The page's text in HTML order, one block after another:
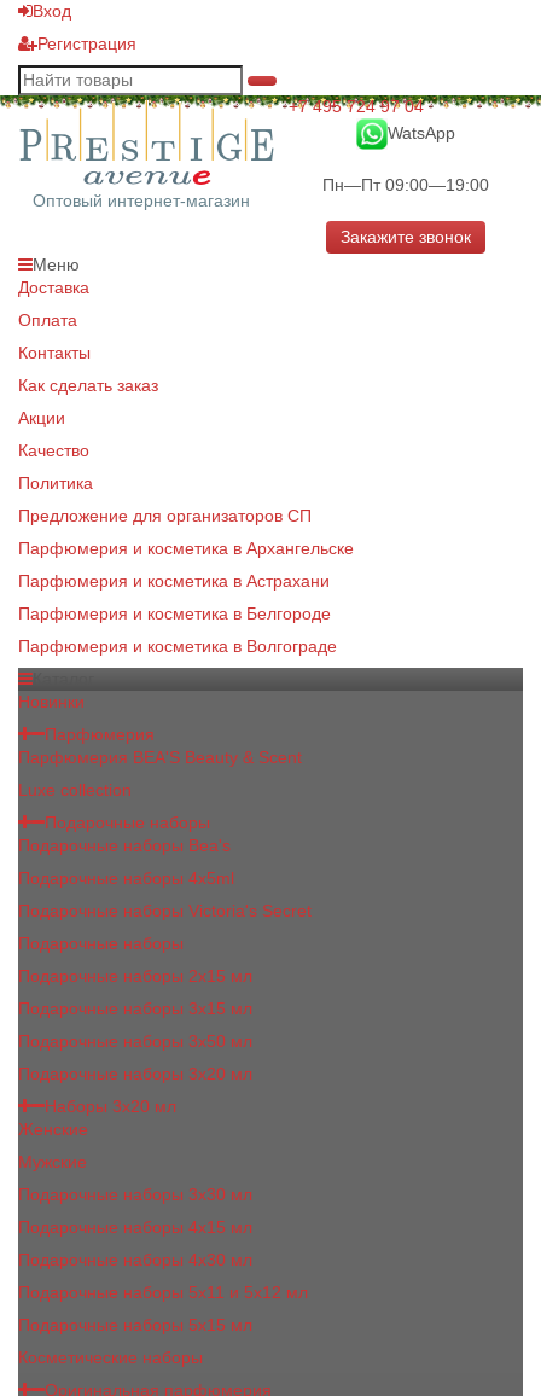
Вход
Регистрация
Оптовый интернет-магазин
+7 495 724 97 04
WatsApp
Пн—Пт 09:00—19:00
Закажите звонок
Меню
Доставка
Оплата
Контакты
Как сделать заказ
Акции
Качество
Политика
Предложение для организаторов СП
Парфюмерия и косметика в Архангельске
Парфюмерия и косметика в Астрахани
Парфюмерия и косметика в Белгороде
Парфюмерия и косметика в Волгограде
Новинки
Парфюмерия
Парфюмерия BEA'S Beauty & Scent
Luxe collection
Подарочные наборы
Подарочные наборы Bea's
Подарочные наборы 4х5ml
Подарочные наборы Victoria's Secret
Подарочные наборы
Подарочные наборы 2x15 мл
Подарочные наборы 3х15 мл
Подарочные наборы 3x50 мл
Подарочные наборы 3x20 мл
Наборы 3х20 мл
Женские
Мужские
Подарочные наборы 3х30 мл
Подарочные наборы 4x15 мл
Подарочные наборы 4x30 мл
Подарочные наборы 5x11 и 5х12 мл
Подарочные наборы 5x15 мл
Косметические наборы
Оригинальная парфюмерия